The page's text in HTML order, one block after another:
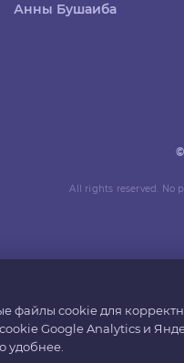
Анны Бушаиба
All rights reserved. No
файлы cookie для
Google Analytics и
удобнее.